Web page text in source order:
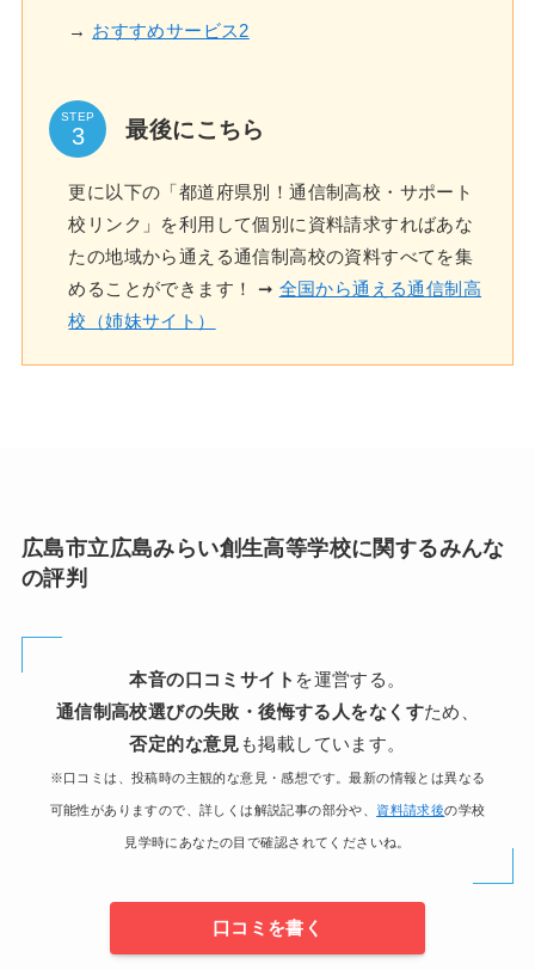
→ おすすめサービス2
STEP
最後にこちら
更に以下の「都道府県別！通信制高校・サポート
校リンク」を利用して個別に資料請求すればあな
たの地域から通える通信制高校の資料すべてを集
めることができます！ ➞ 全国から通える通信制高
校（姉妹サイト）
広島市立広島みらい創生高等学校に関するみんな
の評判
本音の口コミサイト を運営する。
通信制高校選びの失敗・後悔する人をなくすため、
否定的な意見 も掲載しています。
※口コミは、投稿時の主観的な意見・感想です。最新の情報とは異なる
可能性がありますので、詳しくは解説記事の部分や、 資料請求後の学校
見学時にあなたの目で確認されてくださいね。
口コミを書く